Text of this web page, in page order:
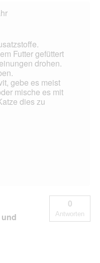
Futter gefüttert
drohen.
gebe es meist
mische es mit
dies zu
0
Antworten